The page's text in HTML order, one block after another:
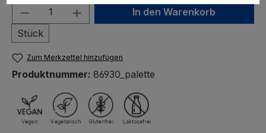
Produkt Anzahl: Gib den gewünschten
Stück
In den Warenkorb
Zum Merkzettel hinzufügen
Produktnummer: 86930_palette